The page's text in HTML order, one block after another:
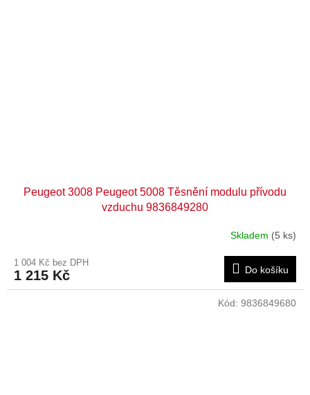
Peugeot 3008 Peugeot 5008 Těsnění modulu přívodu
vzduchu 9836849280
Skladem (5 ks)
1 004 Kč bez DPH
1 215 Kč Do košíku
Kód: 9836849680